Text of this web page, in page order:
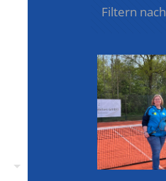
Filtern nach